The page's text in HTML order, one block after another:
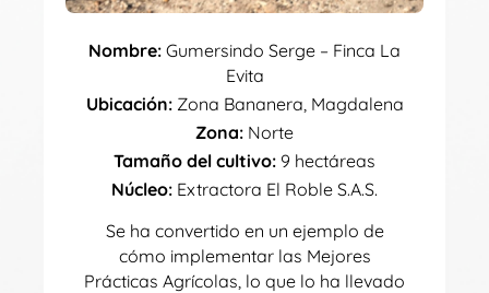
Nombre: Gumersindo Serge – Finca La
Evita
Ubicación:Zona Bananera, Magdalena
Zona: Norte
Tamaño del cultivo: 9 hectáreas
Núcleo: Extractora El Roble S.A.S.
Se ha convertido en un ejemplo de
cómo implementar las Mejores
Prácticas Agrícolas, lo que lo ha llevado